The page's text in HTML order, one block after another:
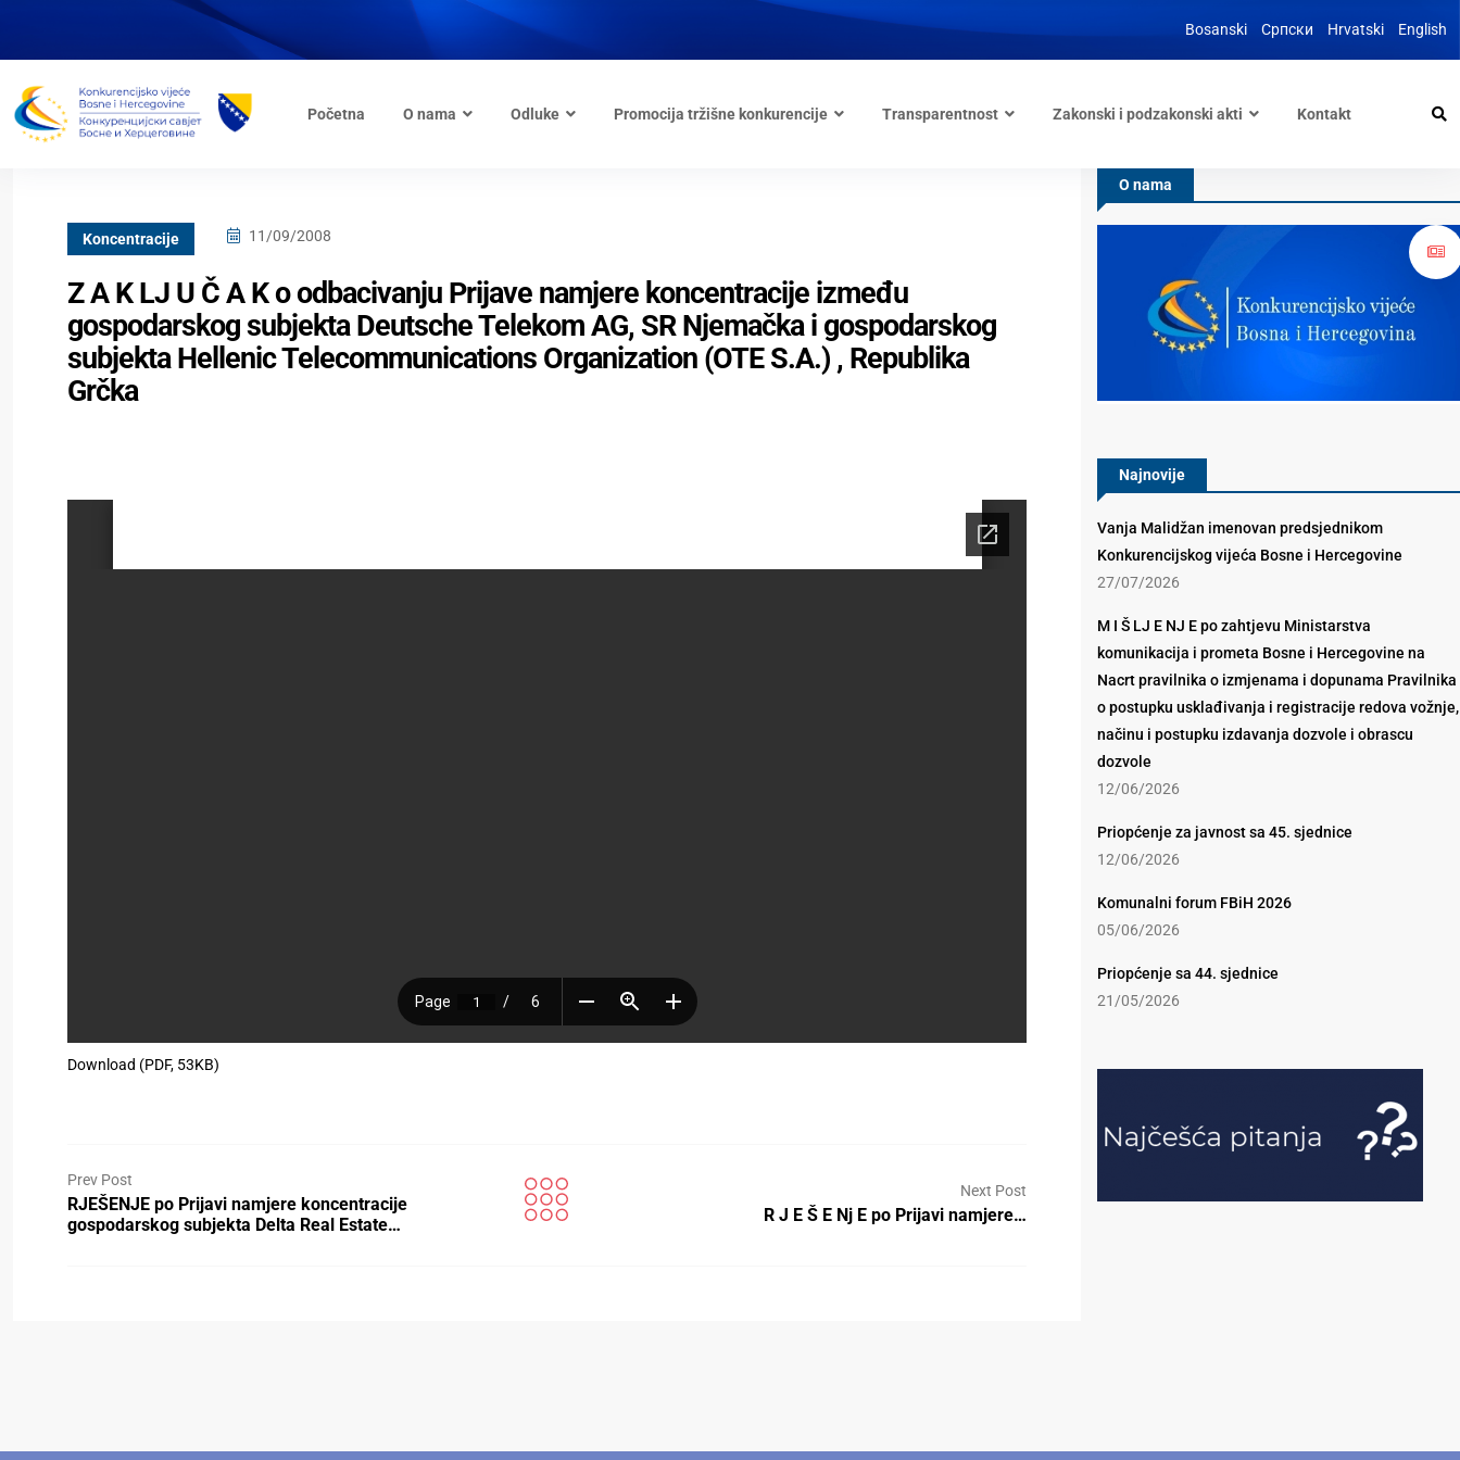
Bosanski Српски Hrvatski English
Početna O nama Odluke Promocija tržišne konkurencije Transparentnost Zakonski i podzakonski akti Kontakt
Koncentracije 11/09/2008
Z A K LJ U Č A K o odbacivanju Prijave namjere koncentracije između
gospodarskog subjekta Deutsche Telekom AG, SR Njemačka i gospodarskog
subjekta Hellenic Telecommunications Organization (OTE S.A.) , Republika
Grčka
Download (PDF, 53KB)
Prev Post
RJEŠENJE po Prijavi namjere koncentracije
gospodarskog subjekta Delta Real Estate…
Next Post
R J E Š E Nj E po Prijavi namjere…
O nama
Najnovije
Vanja Malidžan imenovan predsjednikom
Konkurencijskog vijeća Bosne i Hercegovine
27/07/2026
M I Š LJ E NJ E po zahtjevu Ministarstva
komunikacija i prometa Bosne i Hercegovine na
Nacrt pravilnika o izmjenama i dopunama Pravilnika
o postupku usklađivanja i registracije redova vožnje,
načinu i postupku izdavanja dozvole i obrascu
dozvole
12/06/2026
Priopćenje za javnost sa 45. sjednice
12/06/2026
Komunalni forum FBiH 2026
05/06/2026
Priopćenje sa 44. sjednice
21/05/2026